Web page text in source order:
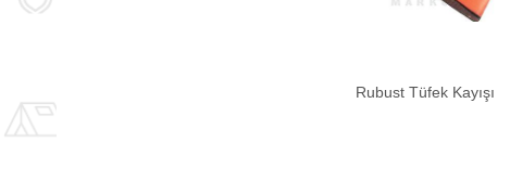
Rubust Tüfek Kayışı